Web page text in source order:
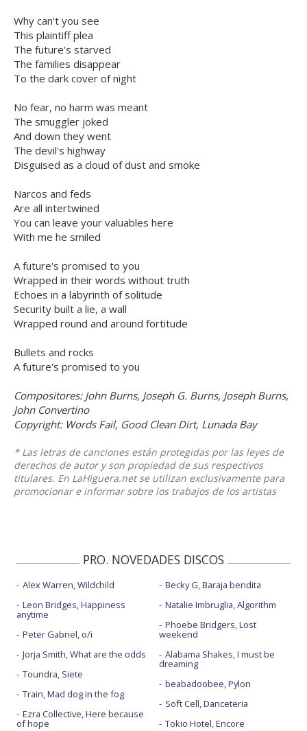
Why can't you see
This plaintiff plea
The future's starved
The families disappear
To the dark cover of night
No fear, no harm was meant
The smuggler joked
And down they went
The devil's highway
Disguised as a cloud of dust and smoke
Narcos and feds
Are all intertwined
You can leave your valuables here
With me he smiled
A future's promised to you
Wrapped in their words without truth
Echoes in a labyrinth of solitude
Security built a lie, a wall
Wrapped round and around fortitude
Bullets and rocks
A future's promised to you
Compositores: John Burns, Joseph G. Burns, Joseph Burns,
John Convertino
Copyright: Words Fail, Good Clean Dirt, Lunada Bay
* Las letras de canciones están protegidas por las leyes de
derechos de autor y son propiedad de sus respectivos
titulares. En LaHiguera.net se utilizan exclusivamente para
promocionar e informar sobre los trabajos de los artistas
PRO. NOVEDADES DISCOS
Alex Warren, Wildchild
Leon Bridges, Happiness
anytime
Peter Gabriel, o/i
Jorja Smith, What are the odds
Toundra, Siete
Train, Mad dog in the fog
Ezra Collective, Here because
of hope
Becky G, Baraja bendita
Natalie Imbruglia, Algorithm
Phoebe Bridgers, Lost
weekend
Alabama Shakes, I must be
dreaming
beabadoobee, Pylon
Soft Cell, Danceteria
Tokio Hotel, Encore